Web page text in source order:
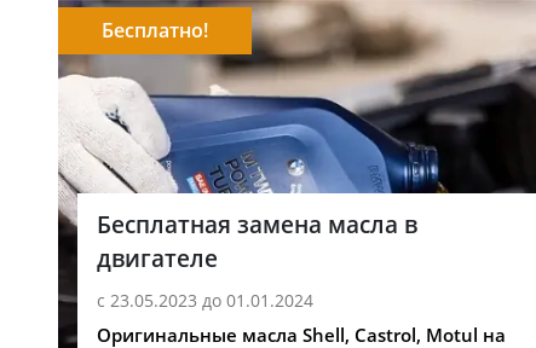
Бесплатная замена масла в
двигателе
с 23.05.2023 до 01.01.2024
Бесплатно!
Оригинальные масла Shell, Castrol, Motul на